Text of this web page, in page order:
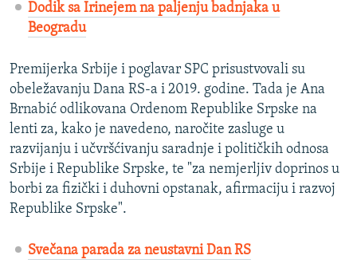
Dodik sa Irinejem na paljenju badnjaka u
Beogradu
Premijerka Srbije i poglavar SPC prisustvovali su
obeležavanju Dana RS-a i 2019. godine. Tada je Ana
Brnabić odlikovana Ordenom Republike Srpske na
lenti za, kako je navedeno, naročite zasluge u
razvijanju i učvršćivanju saradnje i političkih odnosa
Srbije i Republike Srpske, te "za nemjerljiv doprinos u
borbi za fizički i duhovni opstanak, afirmaciju i razvoj
Republike Srpske".
Svečana parada za neustavni Dan RS